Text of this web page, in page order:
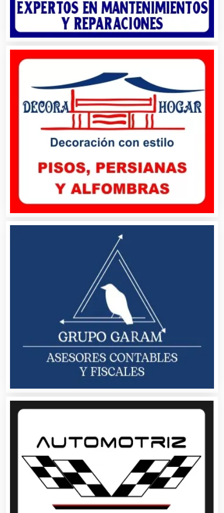
Banquetes
Basculas
Bordados y Estampados
Cafeterías
Cajas de Ahorro
Cámaras de Comercio
Cancelería de Aluminio
Capacitación